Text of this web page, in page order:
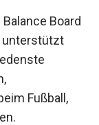
Balance
Es